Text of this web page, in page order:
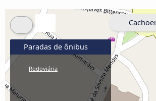
Paradas de ônibus
Rodoviária